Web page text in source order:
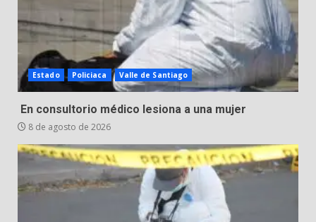
4
Incendio en taller mecánico de
Puerto de Águila:
7 de agosto de 2026
5
Inauguran la Galería Historia y
Arte en Cartonería
Valle de Santiago refuerza
seguridad con nuevas unidades
Estado Policiaca Valle de Santiago
En consultorio médico lesiona a una mujer
8 de agosto de 2026